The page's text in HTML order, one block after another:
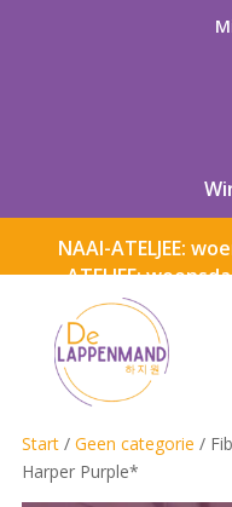
NAAI-ATELJEE:
ATELJEE:
Start/ Geen categorie /
Harper Purple*